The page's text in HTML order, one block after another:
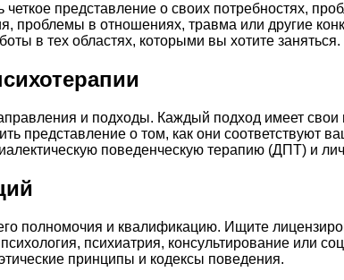
представление о своих потребностях,
проблемы в отношениях, травма или другие
в тех областях, которыми вы хотите заняться.
и подходы. Каждый подход имеет
представление о том, как они
поведенческую терапию (ДПТ) и
полномочия и квалификацию. Ищите
психология, психиатрия, консультирование или
принципы и кодексы поведения.